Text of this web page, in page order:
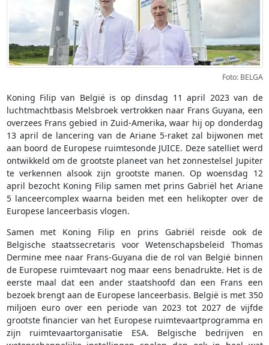
Foto: BELGA
Koning Filip van België is op dinsdag 11 april 2023 van de
luchtmachtbasis Melsbroek vertrokken naar Frans Guyana, een
overzees Frans gebied in Zuid-Amerika, waar hij op donderdag
13 april de lancering van de Ariane 5-raket zal bijwonen met
aan boord de Europese ruimtesonde JUICE. Deze satelliet werd
ontwikkeld om de grootste planeet van het zonnestelsel Jupiter
te verkennen alsook zijn grootste manen. Op woensdag 12
april bezocht Koning Filip samen met prins Gabriël het Ariane
5 lanceercomplex waarna beiden met een helikopter over de
Europese lanceerbasis vlogen.
Samen met Koning Filip en prins Gabriël reisde ook de
Belgische staatssecretaris voor Wetenschapsbeleid Thomas
Dermine mee naar Frans-Guyana die de rol van België binnen
de Europese ruimtevaart nog maar eens benadrukte. Het is de
eerste maal dat een ander staatshoofd dan een Frans een
bezoek brengt aan de Europese lanceerbasis. België is met 350
miljoen euro over een periode van 2023 tot 2027 de vijfde
grootste financier van het Europese ruimtevaartprogramma en
zijn ruimtevaartorganisatie ESA. Belgische bedrijven en